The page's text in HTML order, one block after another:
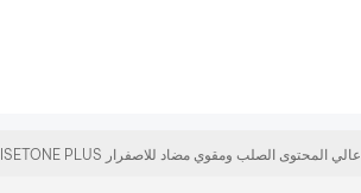
مقوي السيارات WISETONE PLUS عالي المحتوى الصلب ومقوي مضاد للاصفرار